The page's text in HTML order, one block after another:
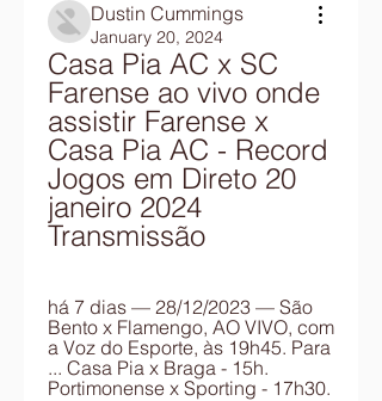
Dustin Cummings
January 20, 2024
Casa Pia AC x SC
Farense ao vivo onde
assistir Farense x
Casa Pia AC - Record
Jogos em Direto 20
janeiro 2024
Transmissão
há 7 dias — 28/12/2023 — São
Bento x Flamengo, AO VIVO, com
a Voz do Esporte, às 19h45. Para
... Casa Pia x Braga - 15h.
Portimonense x Sporting - 17h30.